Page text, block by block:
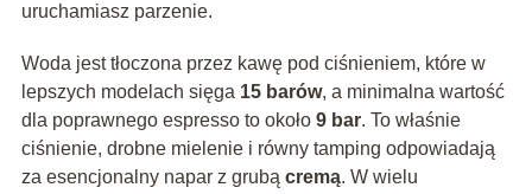
uruchamiasz parzenie.
Woda jest tłoczona przez kawę pod ciśnieniem, które w
lepszych modelach sięga 15 barów, a minimalna wartość
dla poprawnego espresso to około 9 bar. To właśnie
ciśnienie, drobne mielenie i równy tamping odpowiadają
za esencjonalny napar z grubą cremą. W wielu